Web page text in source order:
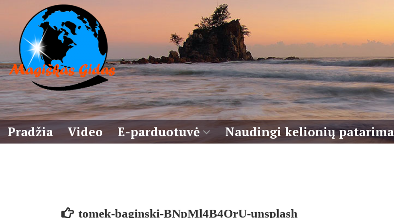
Pradžia Video
E-parduotuvė
Naudingi kelionių
tomek-baginski-BNpMl4B4OrU-unsplash